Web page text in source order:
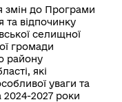
змін до Програми
та відпочинку
селищної
громади
району
які
уваги та
2024-2027 роки